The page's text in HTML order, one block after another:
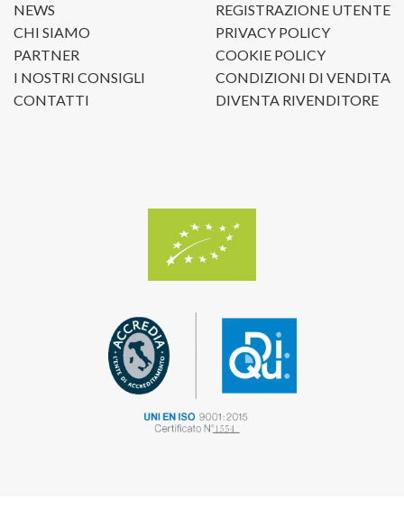
NEWS
CHI SIAMO
PARTNER
I NOSTRI CONSIGLI
CONTATTI
REGISTRAZIONE UTENTE
PRIVACY POLICY
COOKIE POLICY
CONDIZIONI DI VENDITA
DIVENTA RIVENDITORE